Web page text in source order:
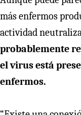
más enfermos
actividad
probablemente
el virus está
enfermos.